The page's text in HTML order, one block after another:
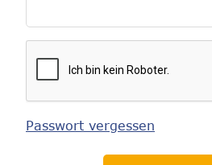
Passwort vergessen